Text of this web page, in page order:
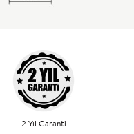
2 Yıl Garanti